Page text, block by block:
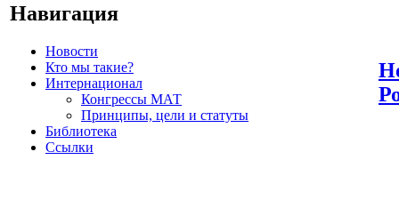
Навигация
Новости
Кто мы такие?
Интернационал
Конгрессы МАТ
Принципы, цели и статуты
Библиотека
Ссылки